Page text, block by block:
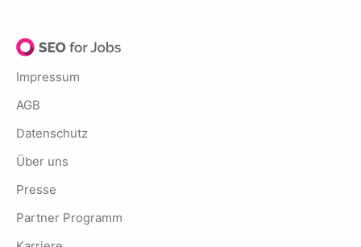
Impressum
AGB
Datenschutz
Über uns
Presse
Partner Programm